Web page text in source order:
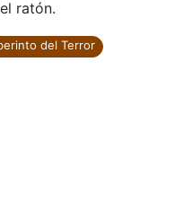
ratón.
del Terror